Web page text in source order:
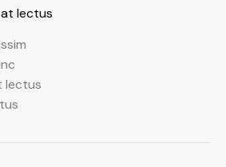
lectus
lectus